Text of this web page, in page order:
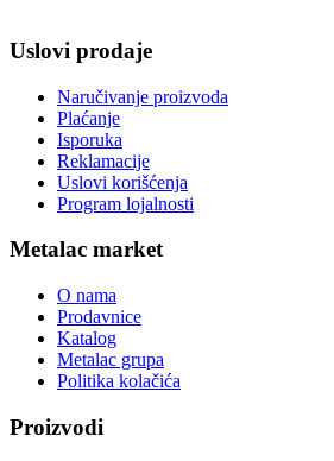
Uslovi prodaje
Naručivanje proizvoda
Plaćanje
Isporuka
Reklamacije
Uslovi korišćenja
Program lojalnosti
Metalac market
O nama
Prodavnice
Katalog
Metalac grupa
Politika kolačića
Proizvodi